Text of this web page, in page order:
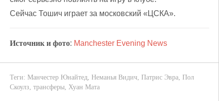
Сейчас Тошич играет за московский «ЦСКА».
Источник и фото: Manchester Evening News
Теги: Манчестер Юнайтед, Неманья Видич, Патрис Эвра, Пол
Скоулз, трансферы, Хуан Мата